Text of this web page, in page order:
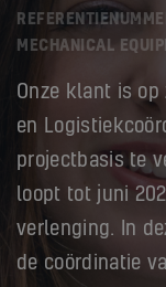
MECHANICAL
Onze klant is op
en
projectbasis te
loopt tot juni
verlenging. In
de coördinatie